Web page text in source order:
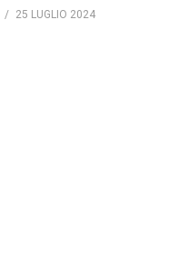
25 LUGLIO 2024